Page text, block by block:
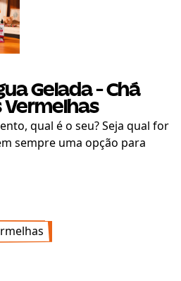
Gelada - Chá
Vermelhas
qual é o seu? Seja qual for
sempre uma opção para